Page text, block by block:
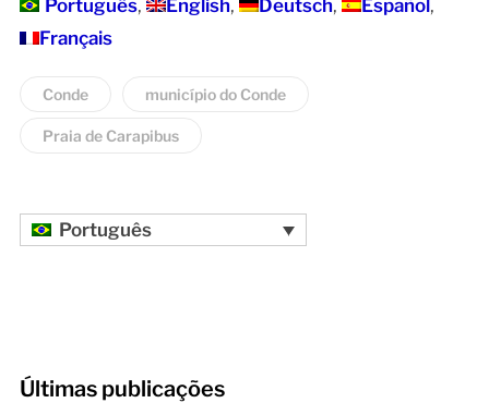
Português
English Deutsch
Español
Français
Conde município do Conde
Praia de Carapibus
Português
Últimas publicações